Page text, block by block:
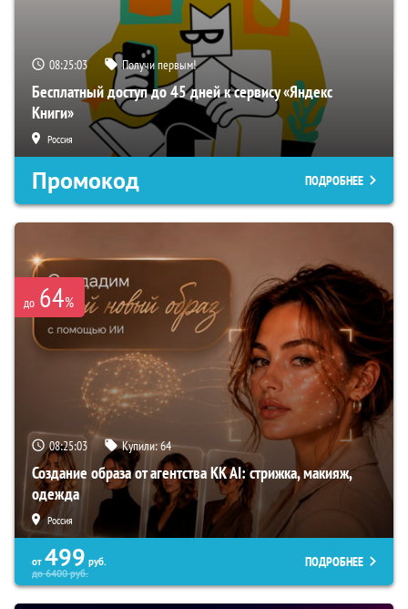
08:25:02 Получи первым!
Бесплатный доступ до 45 дней к сервису «Яндекс
Книги»
Россия
Промокод ПОДРОБНЕЕ
до 64%
08:25:02 Купили:64
Создание образа от агентства KK AI: стрижка, макияж,
одежда
Россия
от 499 руб.
до6400руб.
ПОДРОБНЕЕ